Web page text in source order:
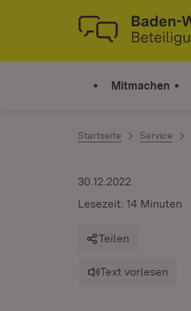
Zum Inhalt springen
Link zur Startseite
Mitmachen
Startseite Service
30.12.2022
Lesezeit: 14 Minuten
Teilen
Text vorlesen